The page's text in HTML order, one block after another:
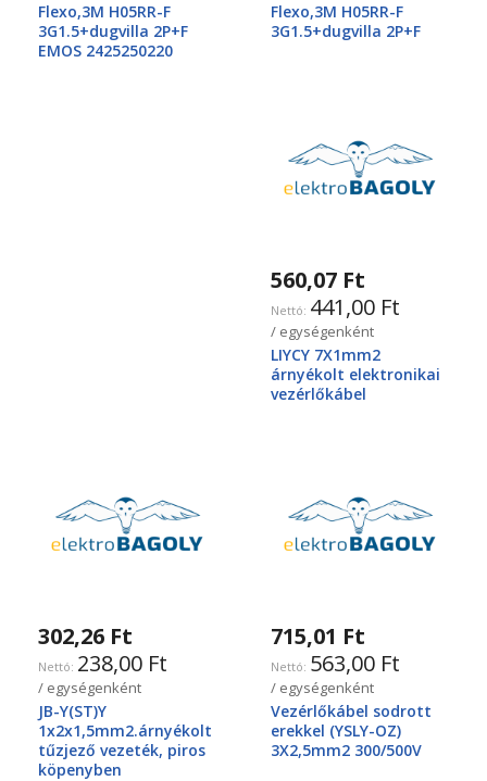
Flexo,3M H05RR-F
3G1.5+dugvilla 2P+F
EMOS 2425250220
Flexo,3M H05RR-F
3G1.5+dugvilla 2P+F
560,07 Ft
441,00 Ft
/ egységenként
LIYCY 7X1mm2
árnyékolt elektronikai
vezérlőkábel
302,26 Ft
238,00 Ft
/ egységenként
JB-Y(ST)Y
1x2x1,5mm2.árnyékolt
tűzjező vezeték, piros
köpenyben
715,01 Ft
563,00 Ft
/ egységenként
Vezérlőkábel sodrott
erekkel (YSLY-OZ)
3X2,5mm2 300/500V